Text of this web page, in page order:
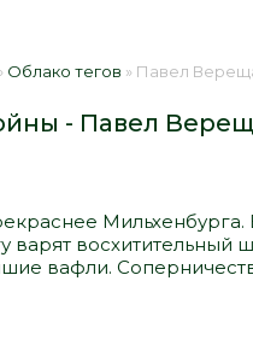
Облако тегов » Павел
- Павел
Мильхенбурга.
варят восхитительный
вафли.